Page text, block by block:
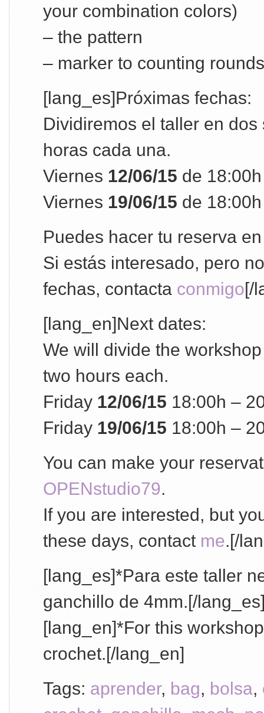
your combination colors)
– the pattern
– marker to counting
[lang_es]Próximas fechas:
Dividiremos el taller en
horas cada una.
Viernes 12/06/15 de
Viernes 19/06/15 de
Puedes hacer tu reserva
Si estás interesado, pero
fechas, contacta conmigo[/
[lang_en]Next dates:
We will divide the
two hours each.
Friday 12/06/15 18:00h –
Friday 19/06/15 18:00h –
You can make your
OPENstudio79.
If you are interested, but
these days, contact me.[/
[lang_es]*Para este taller
ganchillo de 4mm.[/
[lang_en]*For this
crochet.[/lang_en]
Tags: aprender, bag, bolsa,